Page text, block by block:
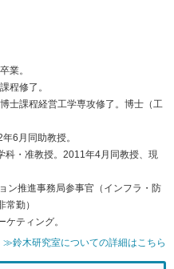
業。
程修了。
士課程経営工学専攻修了。博士（工
6月同助教授。
科・准教授。2011年4月同教授、現
ン推進事務局参事官（インフラ・防
勤）
ティング。
≫鈴木研究室についての詳細はこちら